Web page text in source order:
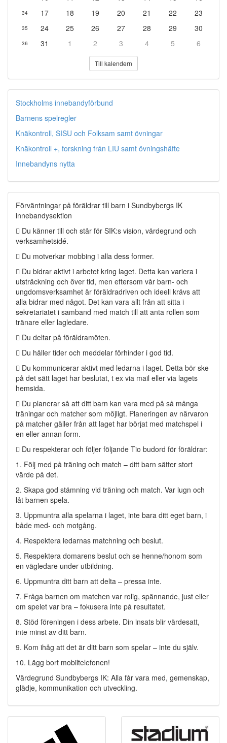
34 17 18 19 20 21 22 23
35 24 25 26 27 28 29 30
36 31 1 2 3 4 5 6
Till kalendern
Stockholms innebandyförbund
Barnens spelregler
Knäkontroll, SISU och Folksam samt övningar
Knäkontroll +, forskning från LIU samt övningshäfte
Innebandyns nytta
Förväntningar på föräldrar till barn i Sundbybergs IK
innebandysektion
 Du känner till och står för SIK:s vision, värdegrund och
verksamhetsidé.
 Du motverkar mobbing i alla dess former.
 Du bidrar aktivt i arbetet kring laget. Detta kan variera i
utsträckning och över tid, men eftersom vår barn- och
ungdomsverksamhet är föräldradriven och ideell krävs att
alla bidrar med något. Det kan vara allt från att sitta i
sekretariatet i samband med match till att anta rollen som
tränare eller lagledare.
 Du deltar på föräldramöten.
 Du håller tider och meddelar förhinder i god tid.
 Du kommunicerar aktivt med ledarna i laget. Detta bör ske
på det sätt laget har beslutat, t ex via mail eller via lagets
hemsida.
 Du planerar så att ditt barn kan vara med på så många
träningar och matcher som möjligt. Planeringen av närvaron
på matcher gäller från att laget har börjat med matchspel i
en eller annan form.
 Du respekterar och följer följande Tio budord för föräldrar:
1. Följ med på träning och match – ditt barn sätter stort
värde på det.
2. Skapa god stämning vid träning och match. Var lugn och
låt barnen spela.
3. Uppmuntra alla spelarna i laget, inte bara ditt eget barn, i
både med- och motgång.
4. Respektera ledarnas matchning och beslut.
5. Respektera domarens beslut och se henne/honom som
en vägledare under utbildning.
6. Uppmuntra ditt barn att delta – pressa inte.
7. Fråga barnen om matchen var rolig, spännande, just eller
om spelet var bra – fokusera inte på resultatet.
8. Stöd föreningen i dess arbete. Din insats blir värdesatt,
inte minst av ditt barn.
9. Kom ihåg att det är ditt barn som spelar – inte du själv.
10. Lägg bort mobiltelefonen!
Värdegrund Sundbybergs IK: Alla får vara med, gemenskap,
glädje, kommunikation och utveckling.